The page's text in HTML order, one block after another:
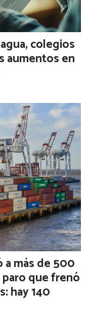
colegios
aumentos en
más de 500
que frenó
hay 140